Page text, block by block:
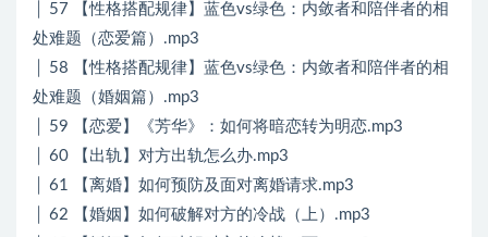
│ 57 【性格搭配规律】蓝色vs绿色：内敛者和陪伴者的相
处难题（恋爱篇）.mp3
│ 58 【性格搭配规律】蓝色vs绿色：内敛者和陪伴者的相
处难题（婚姻篇）.mp3
│ 59 【恋爱】《芳华》：如何将暗恋转为明恋.mp3
│ 60 【出轨】对方出轨怎么办.mp3
│ 61 【离婚】如何预防及面对离婚请求.mp3
│ 62 【婚姻】如何破解对方的冷战（上）.mp3